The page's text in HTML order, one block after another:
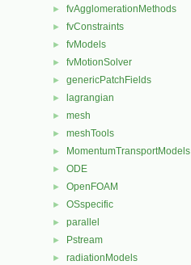
► fvAgglomerationMethods
► fvConstraints
► fvModels
► fvMotionSolver
► genericPatchFields
► lagrangian
► mesh
► meshTools
► MomentumTransportModels
► ODE
► OpenFOAM
► OSspecific
► parallel
► Pstream
► radiationModels